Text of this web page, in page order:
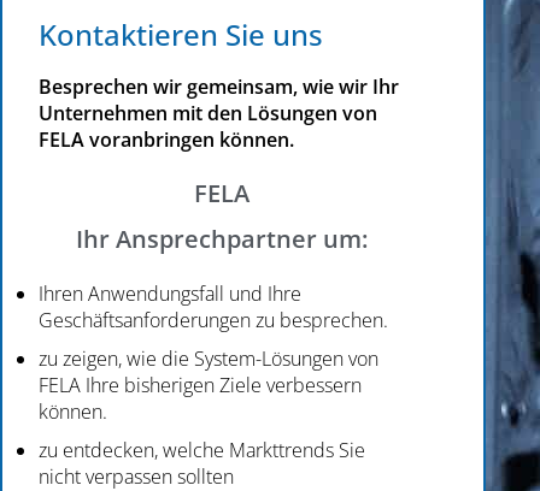
Kontaktieren Sie uns
Besprechen wir gemeinsam, wie wir Ihr
Unternehmen mit den Lösungen von
FELA voranbringen können.
FELA
Ihr Ansprechpartner um:
Ihren Anwendungsfall und Ihre
Geschäftsanforderungen zu besprechen.
zu zeigen, wie die System-Lösungen von
FELA Ihre bisherigen Ziele verbessern
können.
zu entdecken, welche Markttrends Sie
nicht verpassen sollten